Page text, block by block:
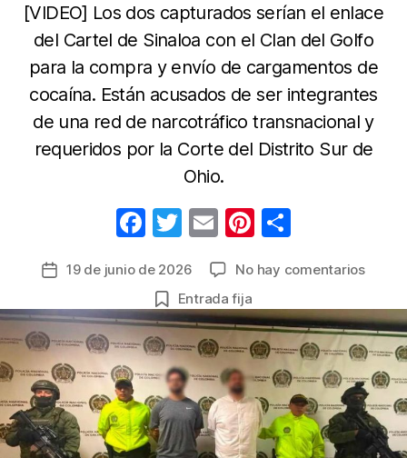
[VIDEO] Los dos capturados serían el enlace
del Cartel de Sinaloa con el Clan del Golfo
para la compra y envío de cargamentos de
cocaína. Están acusados de ser integrantes
de una red de narcotráfico transnacional y
requeridos por la Corte del Distrito Sur de
Ohio.
F
c
e
b
o
o
k
T
itt
er
E
ail
Pi
er
e
st
m
p
ar
tir
Fecha
la
entrada
19 de junio de 2026 No hay comentariosen
los
en
en
Entrada fija